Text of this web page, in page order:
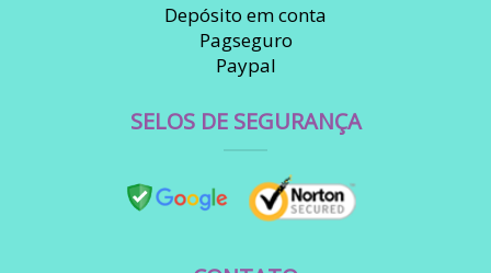
Depósito em conta
Pagseguro
Paypal
SELOS DE SEGURANÇA